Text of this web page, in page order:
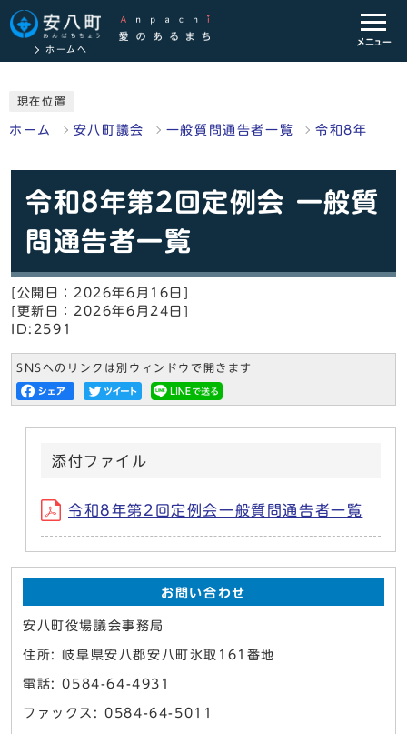
ホームへ
メニュー
現在位置
ホーム 安八町議会 一般質問通告者一覧 令和8年
令和8年第2回定例会 一般質
問通告者一覧
[公開日：2026年6月16日]
[更新日：2026年6月24日]
ID:2591
SNSへのリンクは別ウィンドウで開きます
添付ファイル
令和8年第2回定例会一般質問通告者一覧
お問い合わせ
安八町役場議会事務局
住所: 岐阜県安八郡安八町氷取161番地
電話: 0584-64-4931
ファックス: 0584-64-5011